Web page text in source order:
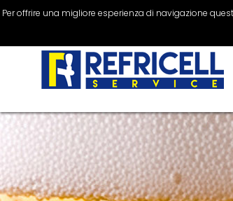
Per offrire una migliore esperienza di navigazione
Impianti di spillatura 0804306505